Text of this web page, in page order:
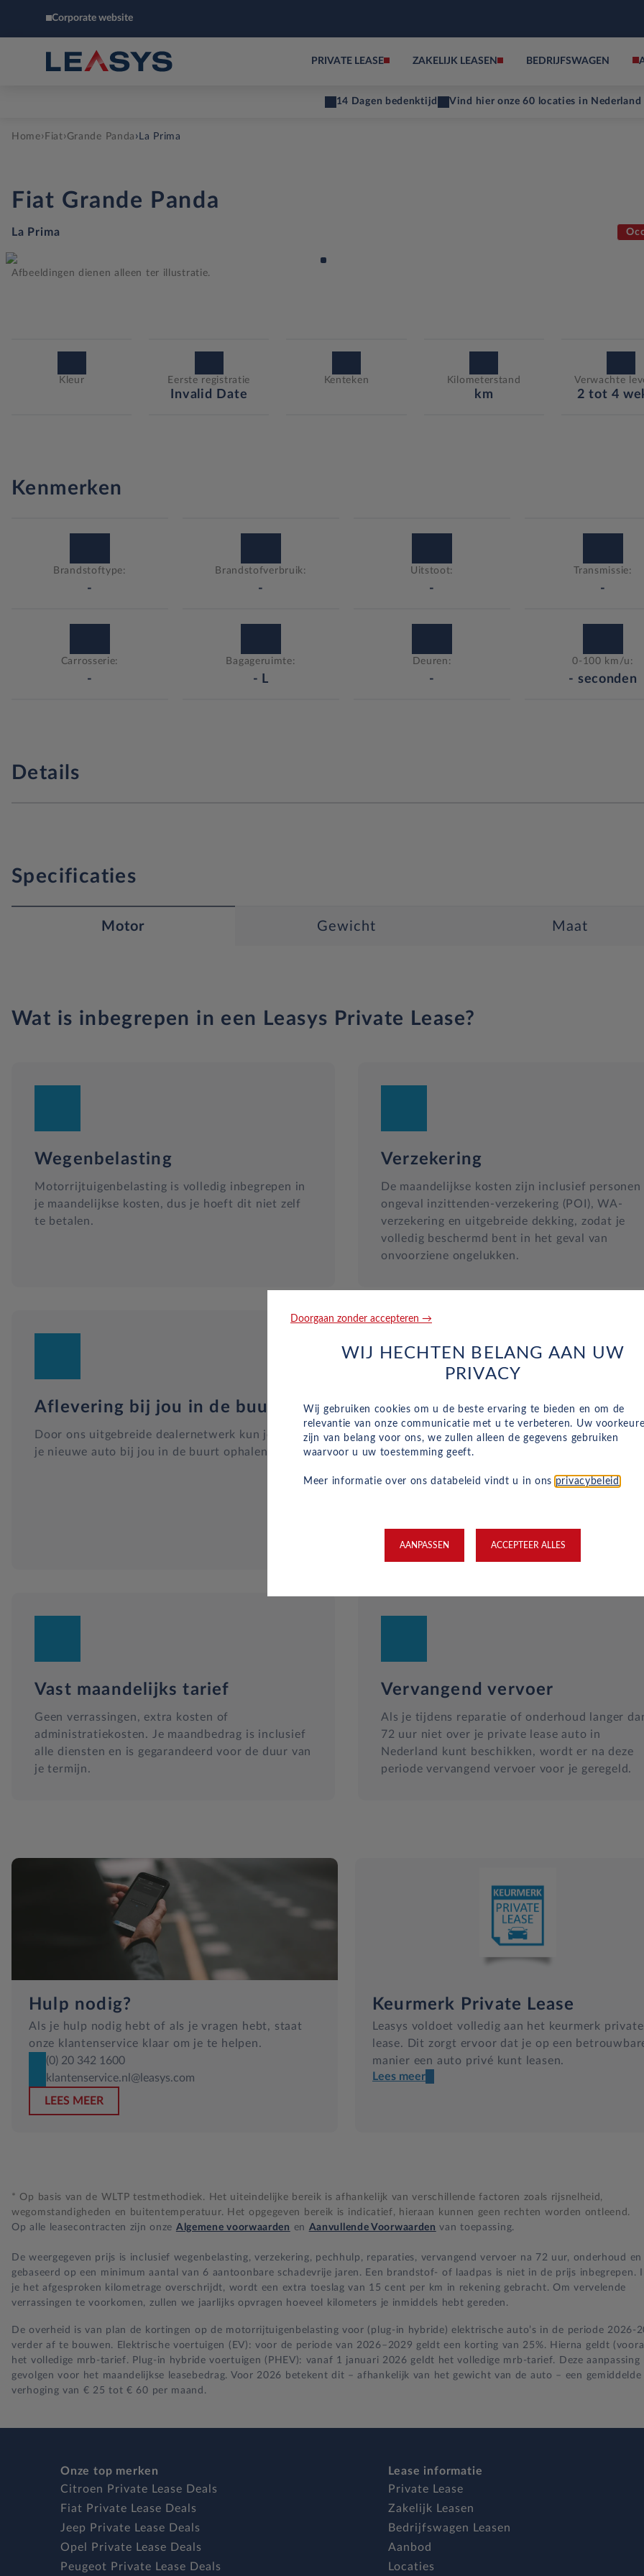
Corporate website
PRIVATE LEASE ZAKELIJK LEASEN BEDRIJFSWAGEN
14 Dagen bedenktijd Vind hier onze 60 locaties in Nederland
Home› Fiat›Grande Panda › La Prima
Fiat Grande Panda
La Prima
Afbeeldingen dienen alleen ter illustratie.
Kleur Eerste registratie
Invalid Date
Kenteken Kilometerstand
km
Verwachte
2 tot 4
Kenmerken
Brandstoftype:
-
Brandstofverbruik:
-
Uitstoot:
-
Transmissie:
-
Carrosserie:
-
Bagageruimte:
- L
Deuren:
-
0-100 km/u:
- seconden
Details
Specificaties
Motor Gewicht Maat
Wat is inbegrepen in een Leasys Private Lease?
Wegenbelasting
Motorrijtuigenbelasting is volledig inbegrepen in
je maandelijkse kosten, dus je hoeft dit niet zelf
te betalen.
Verzekering
De maandelijkse kosten zijn inclusief personen
ongeval inzittenden-verzekering (POI), WA-
verzekering en uitgebreide dekking, zodat je
volledig beschermd bent in het geval van
onvoorziene ongelukken.
Aflevering bij jou in de buurt
Door ons uitgebreide dealernetwerk kun je altijd
je nieuwe auto bij jou in de buurt ophalen.
Reparatie en hulp langs de
Naast het reguliere onderhoud, zijn kleine
reparaties aan glas of vervangende banden ook
dit geregeld met een garage bij jou in de buurt.
Vast maandelijks tarief
Geen verrassingen, extra kosten of
administratiekosten. Je maandbedrag is inclusief
alle diensten en is gegarandeerd voor de duur van
je termijn.
Vervangend vervoer
Als je tijdens reparatie of onderhoud langer
72 uur niet over je private lease auto in
Nederland kunt beschikken, wordt er na deze
periode vervangend vervoer voor je geregeld.
Hulp nodig?
Als je hulp nodig hebt of als je vragen hebt, staat
onze klantenservice klaar om je te helpen.
(0) 20 342 1600
klantenservice.nl@leasys.com
LEES MEER
Keurmerk Private Lease
Leasys voldoet volledig aan het keurmerk private
lease. Dit zorgt ervoor dat je op een
manier een auto privé kunt leasen.
Een transparant contract
BB 14 dagen bedenktijd
Lees meer
* Op basis van de WLTP testmethodiek. Het uiteindelijke bereik is afhankelijk van verschillende factoren zoals rijsnelheid,
wegomstandigheden en buitentemperatuur. Het opgegeven bereik is indicatief, hieraan kunnen geen rechten worden ontleend.
Op alle leasecontracten zijn onze Algemene voorwaarden en Aanvullende Voorwaarden van toepassing.
De weergegeven prijs is inclusief wegenbelasting, verzekering, pechhulp, reparaties, vervangend vervoer na 72 uur, onderhoud en
gebaseerd op een minimum aantal van 6 aantoonbare schadevrije jaren. Een brandstof- of laadpas is niet in de prijs inbegrepen.
je het afgesproken kilometrage overschrijdt, wordt een extra toeslag van 15 cent per km in rekening gebracht. Om vervelende
verrassingen te voorkomen, zullen we jaarlijks opvragen hoeveel kilometers je inmiddels hebt gereden.
De overheid is van plan de kortingen op de motorrijtuigenbelasting voor (plug-in hybride) elektrische auto’s in de periode 2026-
verder af te bouwen. Elektrische voertuigen (EV): voor de periode van 2026–2029 geldt een korting van 25%. Hierna geldt
het volledige mrb-tarief. Plug-in hybride voertuigen (PHEV): vanaf 1 januari 2026 geldt het volledige mrb-tarief. Deze aanpassing
gevolgen voor het maandelijkse leasebedrag. Voor 2026 betekent dit – afhankelijk van het gewicht van de auto – een gemiddelde
verhoging van € 25 tot € 60 per maand.
Onze top merken
Citroen Private Lease Deals
Fiat Private Lease Deals
Jeep Private Lease Deals
Opel Private Lease Deals
Peugeot Private Lease Deals
Lease informatie
Private Lease
Zakelijk Leasen
Bedrijfswagen Leasen
Aanbod
Locaties
Doorgaan zonder accepteren →
WIJ HECHTEN BELANG AAN UW
PRIVACY
Wij gebruiken cookies om u de beste ervaring te bieden en om de
relevantie van onze communicatie met u te verbeteren. Uw
zijn van belang voor ons, we zullen alleen de gegevens gebruiken
waarvoor u uw toestemming geeft.
Meer informatie over ons databeleid vindt u in ons privacybeleid.
AANPASSEN ACCEPTEER ALLES